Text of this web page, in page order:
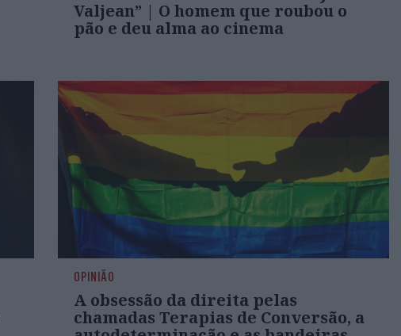
Valjean” | O homem que roubou o
pão e deu alma ao cinema
OPINIÃO
A obsessão da direita pelas
chamadas Terapias de Conversão, a